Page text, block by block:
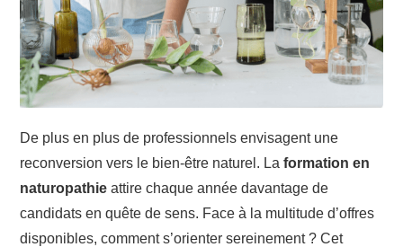
De plus en plus de professionnels envisagent une
reconversion vers le bien-être naturel. Laformation en
naturopathie attire chaque année davantage de
candidats en quête de sens. Face à la multitude d’offres
disponibles, comment s’orienter sereinement ? Cet